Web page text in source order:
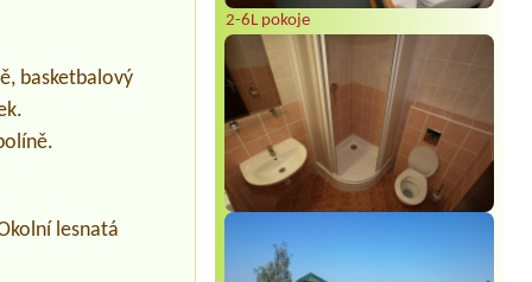
2-6L pokoje
basketbalový
lesnatá